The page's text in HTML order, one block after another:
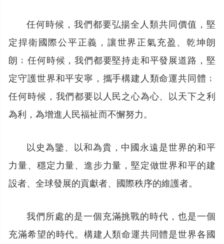
任何時候，我們都要弘揚全人類共同價值，堅
定捍衛國際公平正義，讓世界正氣充盈、乾坤朗
朗﹔任何時候，我們都要堅持走和平發展道路，堅
定守護世界和平安寧，攜手構建人類命運共同體﹔
任何時候，我們都要以人民之心為心、以天下之利
為利，為增進人民福祉而不懈努力。
以史為鑒、以和為貴，中國永遠是世界的和平
力量、穩定力量、進步力量，堅定做世界和平的建
設者、全球發展的貢獻者、國際秩序的維護者。
我們所處的是一個充滿挑戰的時代，也是一個
充滿希望的時代。構建人類命運共同體是世界各國